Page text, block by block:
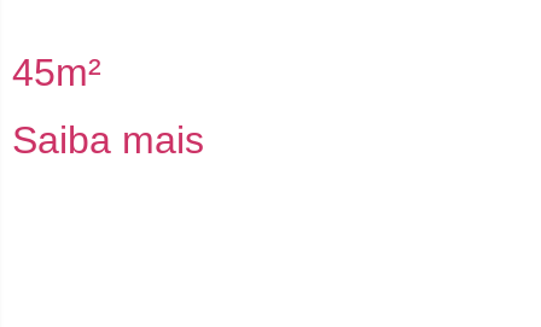
45m²
Saiba mais